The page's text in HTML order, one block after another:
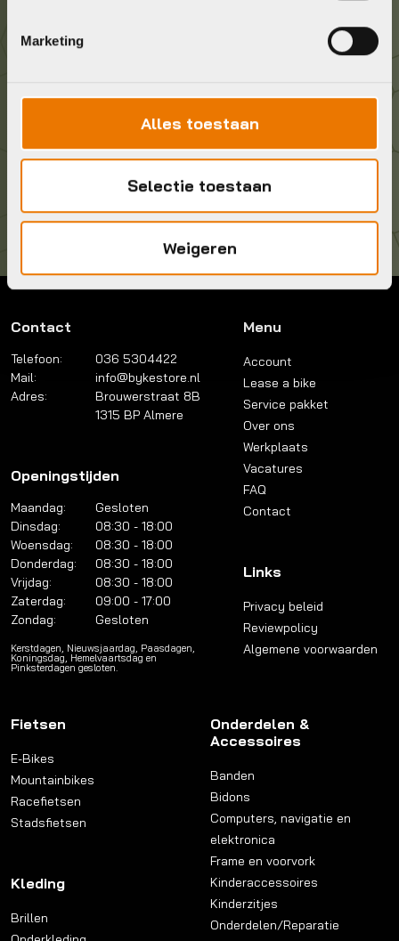
Marketing
Alles toestaan
Selectie toestaan
Weigeren
Kom langs!
Brouwerstraat 8B
1315 BP Almere
Contact
Telefoon:
036 5304422
Mail:
info@bykestore.nl
Adres:
Brouwerstraat 8B
1315 BP Almere
Openingstijden
Maandag:
Gesloten
Dinsdag:
08:30 - 18:00
Woensdag:
08:30 - 18:00
Donderdag:
08:30 - 18:00
Vrijdag:
08:30 - 18:00
Zaterdag:
09:00 - 17:00
Zondag:
Gesloten
Kerstdagen, Nieuwsjaardag, Paasdagen,
Koningsdag, Hemelvaartsdag en
Pinksterdagen gesloten.
Menu
Account
Lease a bike
Service pakket
Over ons
Werkplaats
Vacatures
FAQ
Contact
Links
Privacy beleid
Reviewpolicy
Algemene voorwaarden
Fietsen
E-Bikes
Mountainbikes
Racefietsen
Stadsfietsen
Kleding
Brillen
Onderdelen &
Accessoires
Banden
Bidons
Computers, navigatie en
elektronica
Frame en voorvork
Kinderaccessoires
Kinderzitjes
Onderdelen/Reparatie